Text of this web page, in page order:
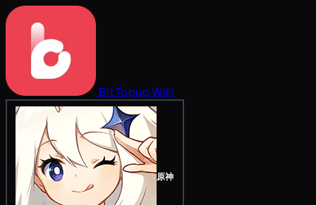
BitTopup Wiki
原神